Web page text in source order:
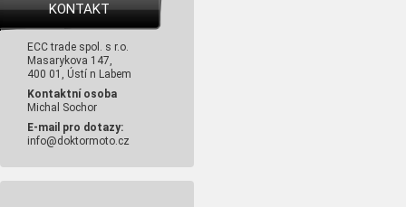
KONTAKT
ECC trade spol. s r.o.
Masarykova 147,
400 01, Ústí n Labem
Kontaktní osoba
Michal Sochor
E-mail pro dotazy:
info@doktormoto.cz